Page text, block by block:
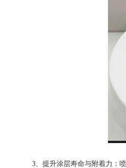
3、提升涂层寿命与附着力：喷